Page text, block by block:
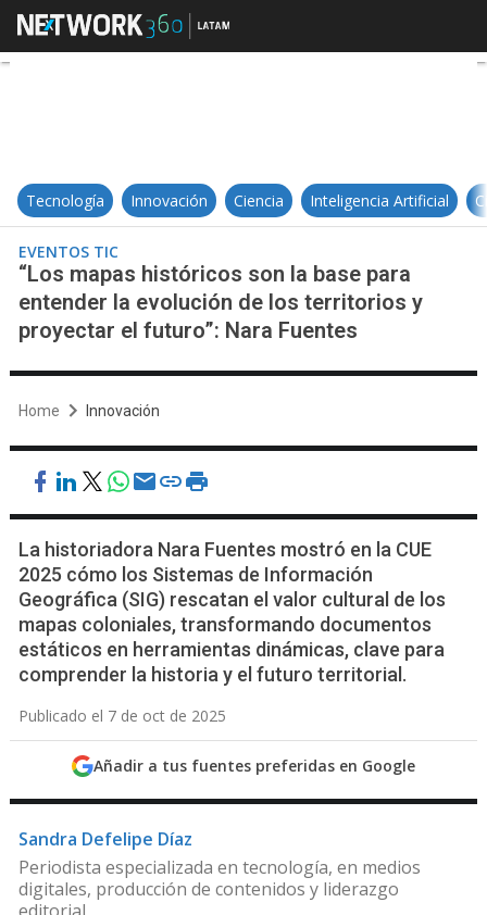
“Los mapas históricos son la
Tecnología Innovación Ciencia Inteligencia Artificial
EVENTOS TIC
“Los mapas históricos son la base para
entender la evolución de los territorios y
proyectar el futuro”: Nara Fuentes
Home Innovación
La historiadora Nara Fuentes mostró en la CUE
2025 cómo los Sistemas de Información
Geográfica (SIG) rescatan el valor cultural de los
mapas coloniales, transformando documentos
estáticos en herramientas dinámicas, clave para
comprender la historia y el futuro territorial.
Publicado el 7 de oct de 2025
Añadir a tus fuentes preferidas en Google
Sandra Defelipe Díaz
Periodista especializada en tecnología, en medios
digitales, producción de contenidos y liderazgo